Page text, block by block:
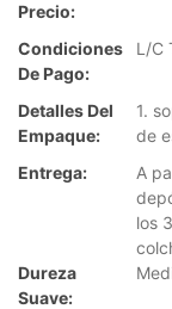
Precio:
Condiciones
De Pago:
L/C
Detalles Del
Empaque:
1.
de
Entrega:
A
los
Dureza
Suave: